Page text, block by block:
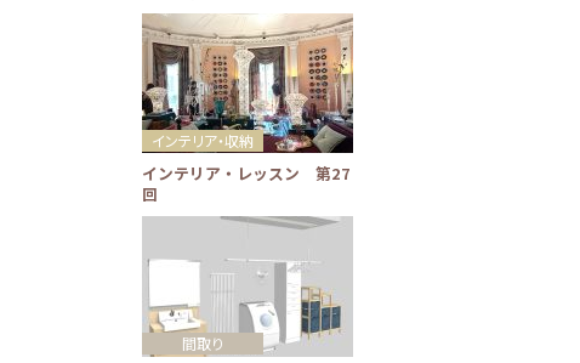
インテリア・レッスン 第27
回
インテリア・収納
間取り